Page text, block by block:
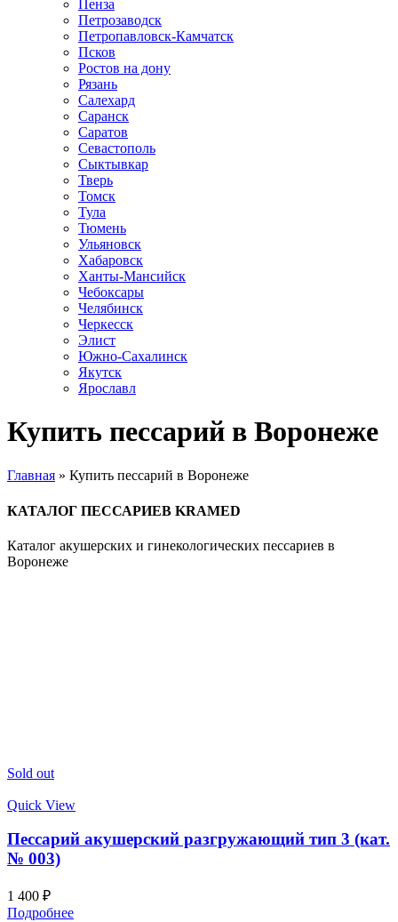
Пенза
Петрозаводск
Петропавловск-Камчатск
Псков
Ростов на дону
Рязань
Салехард
Саранск
Саратов
Севастополь
Сыктывкар
Тверь
Томск
Тула
Тюмень
Ульяновск
Хабаровск
Ханты-Мансийск
Чебоксары
Челябинск
Черкесск
Элист
Южно-Сахалинск
Якутск
Ярославл
Купить пессарий в Воронеже
Главная » Купить пессарий в Воронеже
КАТАЛОГ ПЕССАРИЕВ KRAMED
Каталог акушерских и гинекологических пессариев в
Воронеже
Sold out
Quick View
Пессарий акушерский разгружающий тип 3 (кат.
№ 003)
1 400 ₽
Подробнее